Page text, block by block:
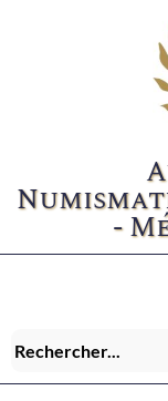
-